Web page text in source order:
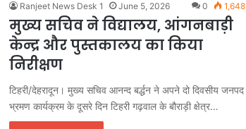
Ranjeet News Desk 1 June 5, 2026 0 1,648
मुख्य सचिव ने विद्यालय, आंगनबाड़ी
केन्द्र और पुस्तकालय का किया
निरीक्षण
टिहरी/देहरादून। मुख्य सचिव आनन्द बर्द्धन ने अपने दो दिवसीय जनपद
भ्रमण कार्यक्रम के दूसरे दिन टिहरी गढ़वाल के बौराड़ी क्षेत्र…